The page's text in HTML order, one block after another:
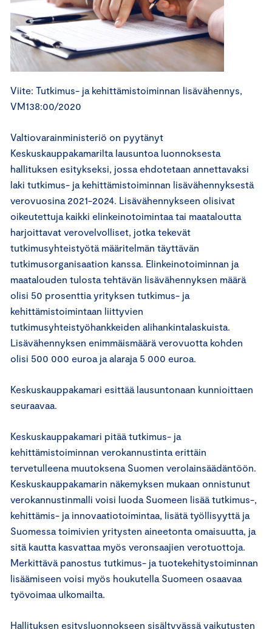
Viite: Tutkimus- ja kehittämistoiminnan lisävähennys,
VM138:00/2020
Valtiovarainministeriö on pyytänyt
Keskuskauppakamarilta lausuntoa luonnoksesta
hallituksen esitykseksi, jossa ehdotetaan annettavaksi
laki tutkimus- ja kehittämistoiminnan lisävähennyksestä
verovuosina 2021-2024. Lisävähennykseen olisivat
oikeutettuja kaikki elinkeinotoimintaa tai maataloutta
harjoittavat verovelvolliset, jotka tekevät
tutkimusyhteistyötä määritelmän täyttävän
tutkimusorganisaation kanssa. Elinkeinotoiminnan ja
maatalouden tulosta tehtävän lisävähennyksen määrä
olisi 50 prosenttia yrityksen tutkimus- ja
kehittämistoimintaan liittyvien
tutkimusyhteistyöhankkeiden alihankintalaskuista.
Lisävähennyksen enimmäismäärä verovuotta kohden
olisi 500 000 euroa ja alaraja 5 000 euroa.
Keskuskauppakamari esittää lausuntonaan kunnioittaen
seuraavaa.
Keskuskauppakamari pitää tutkimus- ja
kehittämistoiminnan verokannustinta erittäin
tervetulleena muutoksena Suomen verolainsäädäntöön.
Keskuskauppakamarin näkemyksen mukaan onnistunut
verokannustinmalli voisi luoda Suomeen lisää tutkimus-,
kehittämis- ja innovaatiotoimintaa, lisätä työllisyyttä ja
Suomessa toimivien yritysten aineetonta omaisuutta, ja
sitä kautta kasvattaa myös veronsaajien verotuottoja.
Merkittävä panostus tutkimus- ja tuotekehitystoiminnan
lisäämiseen voisi myös houkutella Suomeen osaavaa
työvoimaa ulkomailta.
Hallituksen esitysluonnokseen sisältyvässä vaikutusten